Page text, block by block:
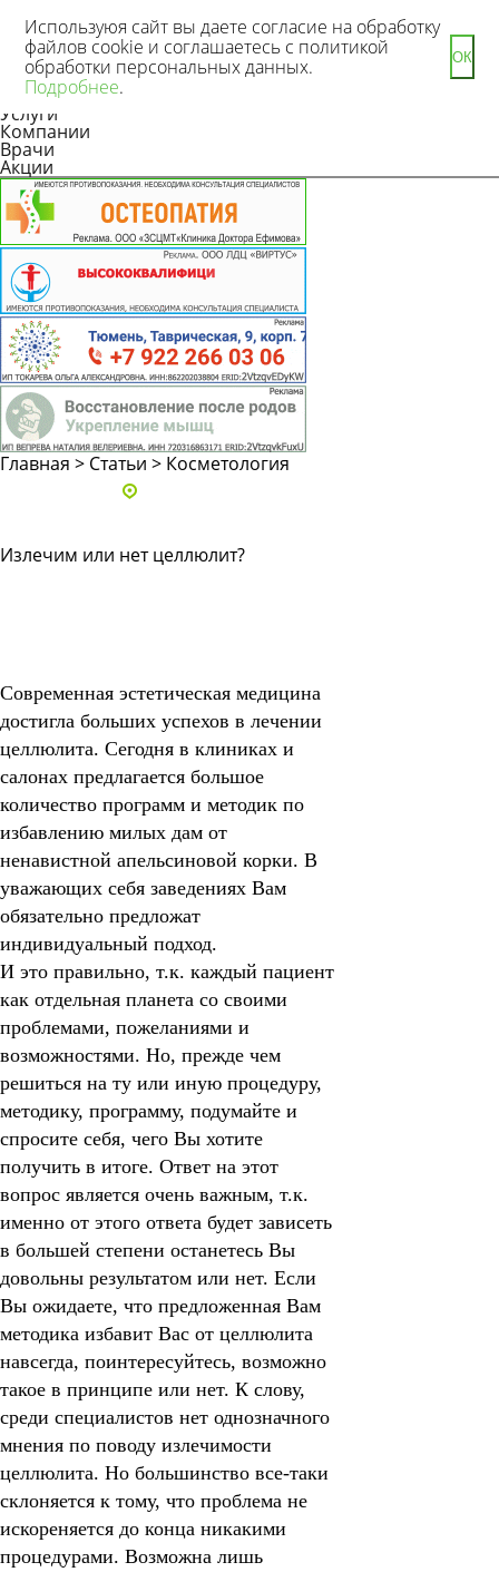
Новости
Статьи
Услуги
Компании
Врачи
Акции
Главная > Статьи > Косметология
Излечим или нет целлюлит?
Современная эстетическая медицина
достигла больших успехов в лечении
целлюлита. Сегодня в клиниках и
салонах предлагается большое
количество программ и методик по
избавлению милых дам от
ненавистной апельсиновой корки. В
уважающих себя заведениях Вам
обязательно предложат
индивидуальный подход.
И это правильно, т.к. каждый пациент
как отдельная планета со своими
проблемами, пожеланиями и
возможностями. Но, прежде чем
решиться на ту или иную процедуру,
методику, программу, подумайте и
спросите себя, чего Вы хотите
получить в итоге. Ответ на этот
вопрос является очень важным, т.к.
именно от этого ответа будет зависеть
в большей степени останетесь Вы
довольны результатом или нет. Если
Вы ожидаете, что предложенная Вам
методика избавит Вас от целлюлита
навсегда, поинтересуйтесь, возможно
такое в принципе или нет. К слову,
среди специалистов нет однозначного
мнения по поводу излечимости
целлюлита. Но большинство все-таки
склоняется к тому, что проблема не
искореняется до конца никакими
процедурами. Возможна лишь
Используюя сайт вы даете согласие на обработку
файлов cookie и соглашаетесь с политикой
обработки персональных данных.
Подробнее.
ОК